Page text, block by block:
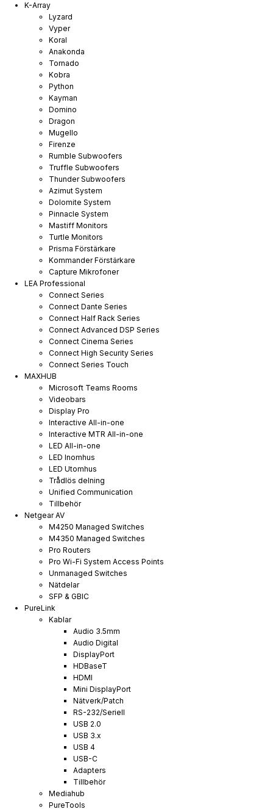
K-Array
Lyzard
Vyper
Koral
Anakonda
Tornado
Kobra
Python
Kayman
Domino
Dragon
Mugello
Firenze
Rumble Subwoofers
Truffle Subwoofers
Thunder Subwoofers
Azimut System
Dolomite System
Pinnacle System
Mastiff Monitors
Turtle Monitors
Prisma Förstärkare
Kommander Förstärkare
Capture Mikrofoner
LEA Professional
Connect Series
Connect Dante Series
Connect Half Rack Series
Connect Advanced DSP Series
Connect Cinema Series
Connect High Security Series
Connect Series Touch
MAXHUB
Microsoft Teams Rooms
Videobars
Display Pro
Interactive All-in-one
Interactive MTR All-in-one
LED All-in-one
LED Inomhus
LED Utomhus
Trådlös delning
Unified Communication
Tillbehör
Netgear AV
M4250 Managed Switches
M4350 Managed Switches
Pro Routers
Pro Wi-Fi System Access Points
Unmanaged Switches
Nätdelar
SFP & GBIC
PureLink
Kablar
Audio 3.5mm
Audio Digital
DisplayPort
HDBaseT
HDMI
Mini DisplayPort
Nätverk/Patch
RS-232/Seriell
USB 2.0
USB 3.x
USB 4
USB-C
Adapters
Tillbehör
Mediahub
PureTools